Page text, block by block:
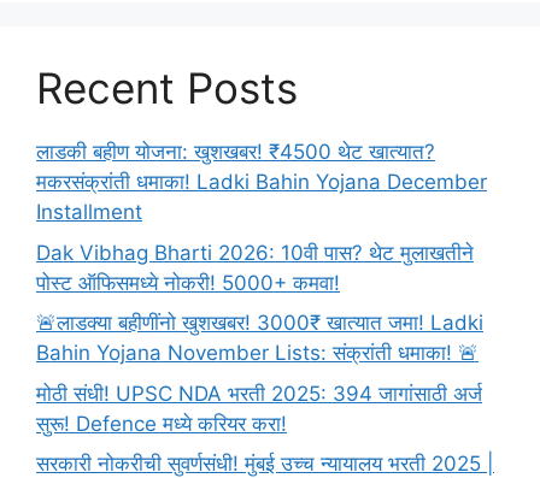
2024
Recent Posts
लाडकी बहीण योजना: खुशखबर! ₹4500 थेट खात्यात?
मकरसंक्रांती धमाका! Ladki Bahin Yojana December
Installment
Dak Vibhag Bharti 2026: 10वी पास? थेट मुलाखतीने
पोस्ट ऑफिसमध्ये नोकरी! 5000+ कमवा!
🚨लाडक्या बहीणींनो खुशखबर! 3000₹ खात्यात जमा! Ladki
Bahin Yojana November Lists: संक्रांती धमाका! 🚨
मोठी संधी! UPSC NDA भरती 2025: 394 जागांसाठी अर्ज
सुरू! Defence मध्ये करियर करा!
सरकारी नोकरीची सुवर्णसंधी! मुंबई उच्च न्यायालय भरती 2025 |